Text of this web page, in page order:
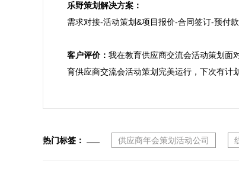
乐野策划解决方案：
需求对接-活动策划&项目报价-合同签订-预付
客户评价： 我在教育供应商交流会活动策划面
育供应商交流会活动策划完美运行，下次有计
热门标签： 供应商年会策划活动公司